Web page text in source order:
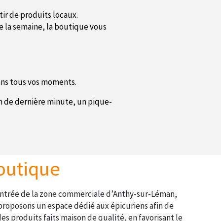
de produits locaux.
la semaine, la boutique vous
tous vos moments.
de dernière minute, un pique-
de la zone commerciale d’Anthy-sur-Léman,
un espace dédié aux épicuriens afin de
produits faits maison de qualité, en favorisant le